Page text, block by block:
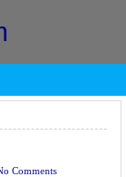
Comments